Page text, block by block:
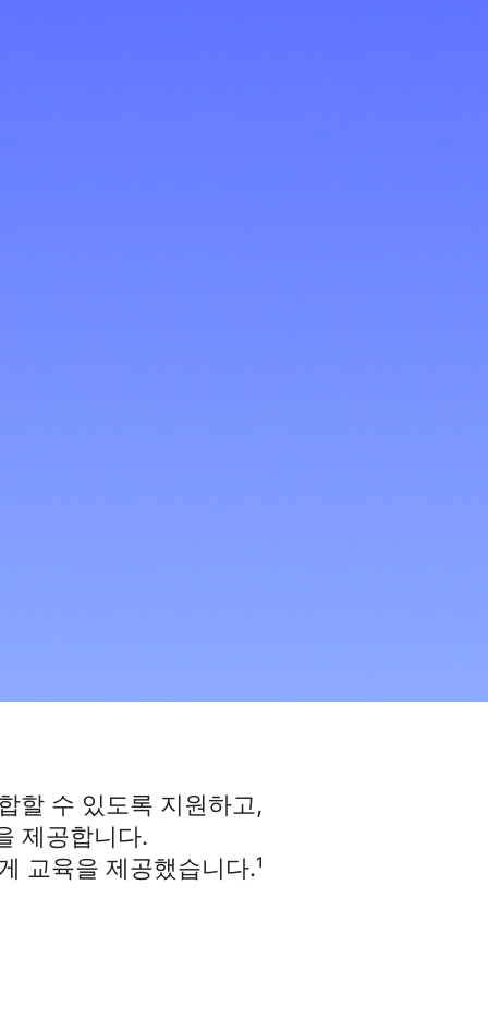
할 수 있도록 지원하고,
제공합니다.
교육을 제공했습니다.¹